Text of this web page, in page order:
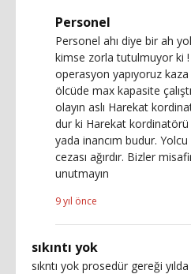
Personel
Personel ahı diye bir ah
kimse zorla tutulmuyor ki
operasyon yapıyoruz kaza
ölcüde max kapasite
olayın aslı Harekat
dur ki Harekat
yada inancım budur.
cezası ağırdır. Bizler
unutmayın
9 yıl önce
sıkıntı yok
sıkntı yok prosedür gereği